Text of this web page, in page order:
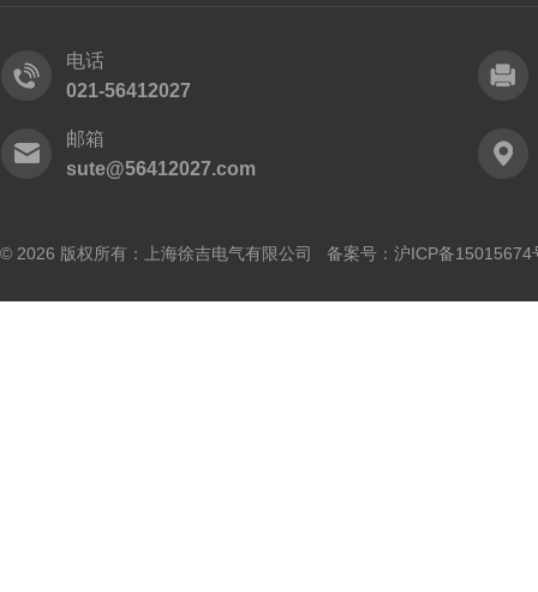
电话
021-56412027
邮箱
sute@56412027.com
© 2026 版权所有：上海徐吉电气有限公司 备案号： 沪ICP备15015674